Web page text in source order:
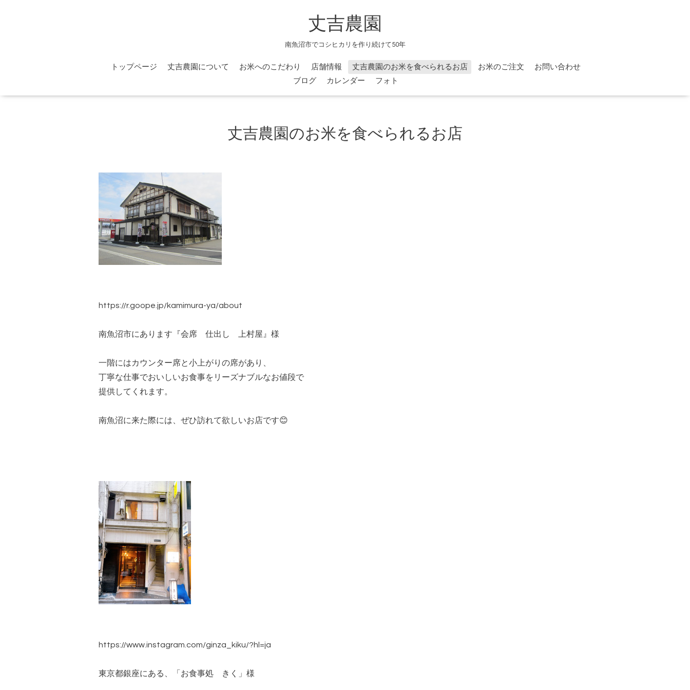
丈吉農園
南魚沼市でコシヒカリを作り続けて50年
トップページ 丈吉農園について お米へのこだわり 店舗情報 丈吉農園のお米を食べられるお店 お米のご注文
お問い合わせ
ブログ
カレンダー フォト
丈吉農園のお米を食べられるお店
https://r.goope.jp/kamimura-ya/about
南魚沼市にあります『会席 仕出し 上村屋』様
一階にはカウンター席と小上がりの席があり、
丁寧な仕事でおいしいお食事をリーズナブルなお値段で
提供してくれます。
南魚沼に来た際には、ぜひ訪れて欲しいお店です😊
https://www.instagram.com/ginza_kiku/?hl=ja
東京都銀座にある、「お食事処 きく」様